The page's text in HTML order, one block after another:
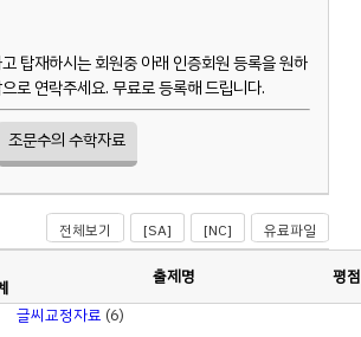
탑재하시는 회원중 아래 인증회원 등록을 원하
로 연락주세요. 무료로 등록해 드립니다.
조문수의 수학자료
전체보기 [SA] [NC] 유료파일
출제명 평점
글씨교정자료 (6)